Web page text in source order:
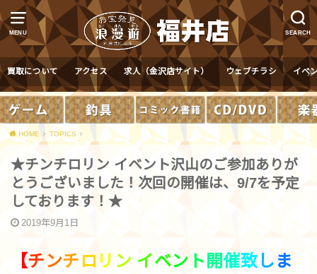
MENU SEARCH
買取について アクセス 求人（金沢店サイト） ウェブチラシ イベ
HOME TOPICS
★チンチロリン イベント沢山のご参加ありが
とうございました！次回の開催は、9/7を予定
しております！★
2019年9月1日
【チンチ ロリ ン イベン ト 開催致し ま